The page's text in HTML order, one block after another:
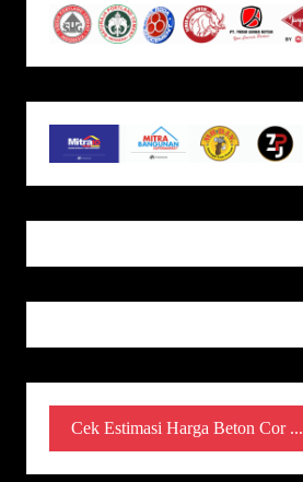
Cek Estimasi Harga Beton Cor ...